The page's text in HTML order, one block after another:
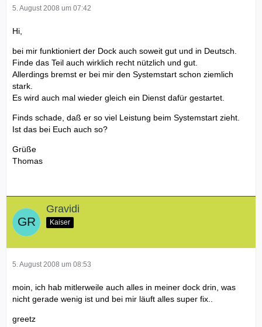
5. August 2008 um 07:42
Hi,
bei mir funktioniert der Dock auch soweit gut und in Deutsch.
Finde das Teil auch wirklich recht nützlich und gut.
Allerdings bremst er bei mir den Systemstart schon ziemlich
stark.
Es wird auch mal wieder gleich ein Dienst dafür gestartet.
Finds schade, daß er so viel Leistung beim Systemstart zieht.
Ist das bei Euch auch so?
Grüße
Thomas
Gravidi
Kaiser
5. August 2008 um 08:53
moin, ich hab mitlerweile auch alles in meiner dock drin, was
nicht gerade wenig ist und bei mir läuft alles super fix..
greetz